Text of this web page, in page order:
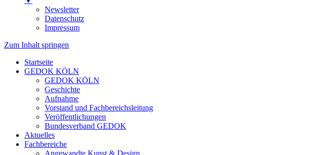
Newsletter
Datenschutz
Impressum
Zum Inhalt springen
Startseite
GEDOK KÖLN
GEDOK KÖLN
Geschichte
Aufnahme
Vorstand und Fachbereichsleitung
Veröffentlichungen
Bundesverband GEDOK
Aktuelles
Fachbereiche
Angewandte Kunst & Design